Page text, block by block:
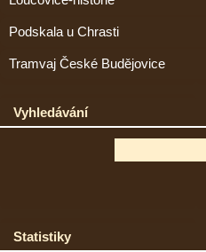
Podskala u Chrasti
Tramvaj České Budějovice
Vyhledávání
Statistiky